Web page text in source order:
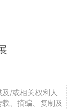
/或相关权利人
、摘编、复制及